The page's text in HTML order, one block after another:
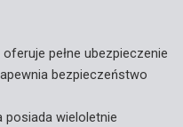
pełne ubezpieczenie
bezpieczeństwo
posiada wieloletnie